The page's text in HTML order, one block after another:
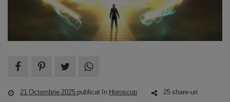
21 Octombrie 2025 publicat în Horoscop 25 share-uri